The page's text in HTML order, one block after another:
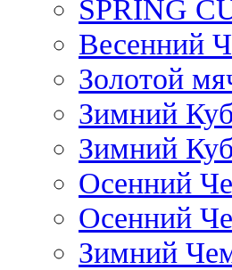
SPRING
Весенний
Золотой
Зимний
Зимний
Осенний
Осенний
Зимний